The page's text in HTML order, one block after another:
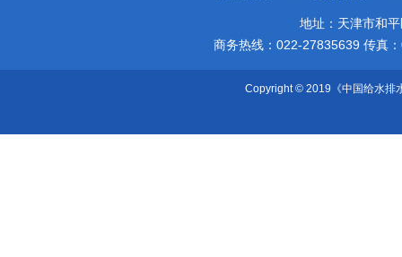
地址：天津市和
商务热线：022-27835639 传真
Copyright © 2019《中国给水排